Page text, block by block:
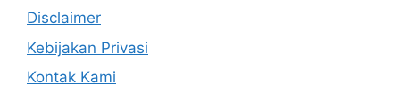
Disclaimer
Kebijakan Privasi
Kontak Kami